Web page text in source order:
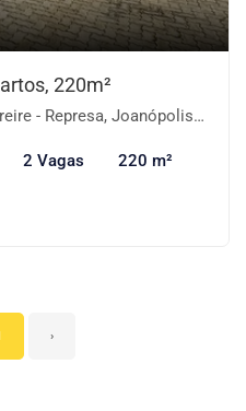
220m²
- Represa, Joanópolis-SP
2 Vagas 220 m²
›